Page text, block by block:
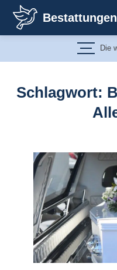
Inhalt
springen
Die
Schlagwort: